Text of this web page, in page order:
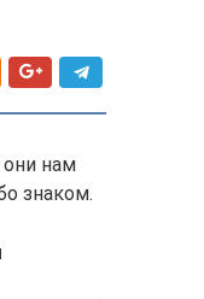
нам
знаком.